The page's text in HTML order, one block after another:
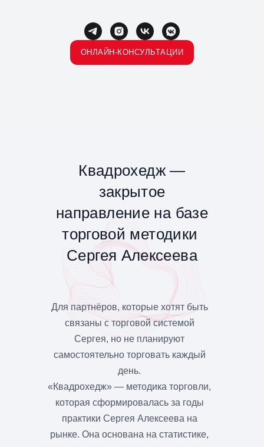
ОНЛАЙН-КОНСУЛЬТАЦИИ
Квадрохедж —
закрытое
направление на базе
торговой методики
Сергея Алексеева
Для партнёров, которые хотят быть
связаны с торговой системой
Сергея, но не планируют
самостоятельно торговать каждый
день.
«Квадрохедж» — методика торговли,
которая сформировалась за годы
практики Сергея Алексеева на
рынке. Она основана на статистике,